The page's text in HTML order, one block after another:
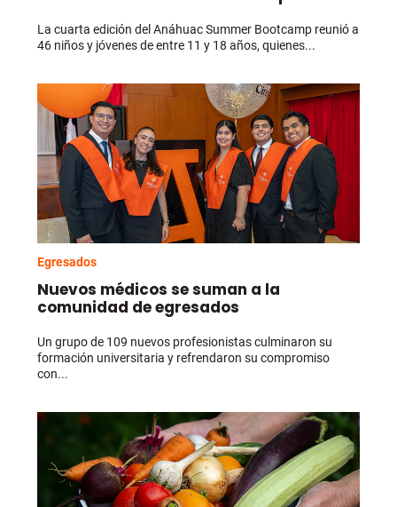
La cuarta edición del Anáhuac Summer Bootcamp reunió a
46 niños y jóvenes de entre 11 y 18 años, quienes...
Egresados
Nuevos médicos se suman a la
comunidad de egresados
Un grupo de 109 nuevos profesionistas culminaron su
formación universitaria y refrendaron su compromiso
con...